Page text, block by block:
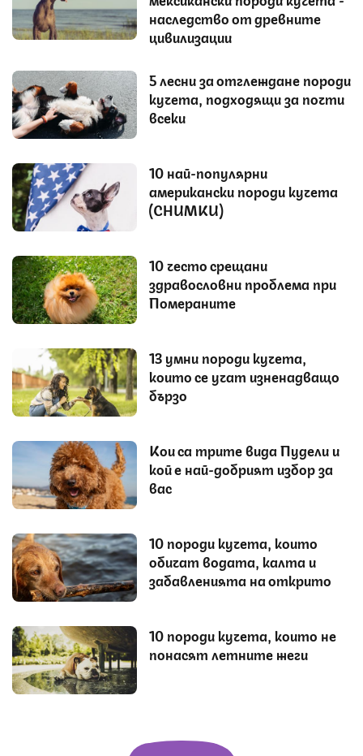
наследство от древните
цивилизации
5 лесни за отглеждане породи
кучета, подходящи за почти
всеки
10 най-популярни
американски породи кучета
(СНИМКИ)
10 често срещани
здравословни проблема при
Помераните
13 умни породи кучета,
които се учат изненадващо
бързо
Кои са трите вида Пудели и
кой е най-добрият избор за
вас
10 породи кучета, които
обичат водата, калта и
забавленията на открито
10 породи кучета, които не
понасят летните жеги